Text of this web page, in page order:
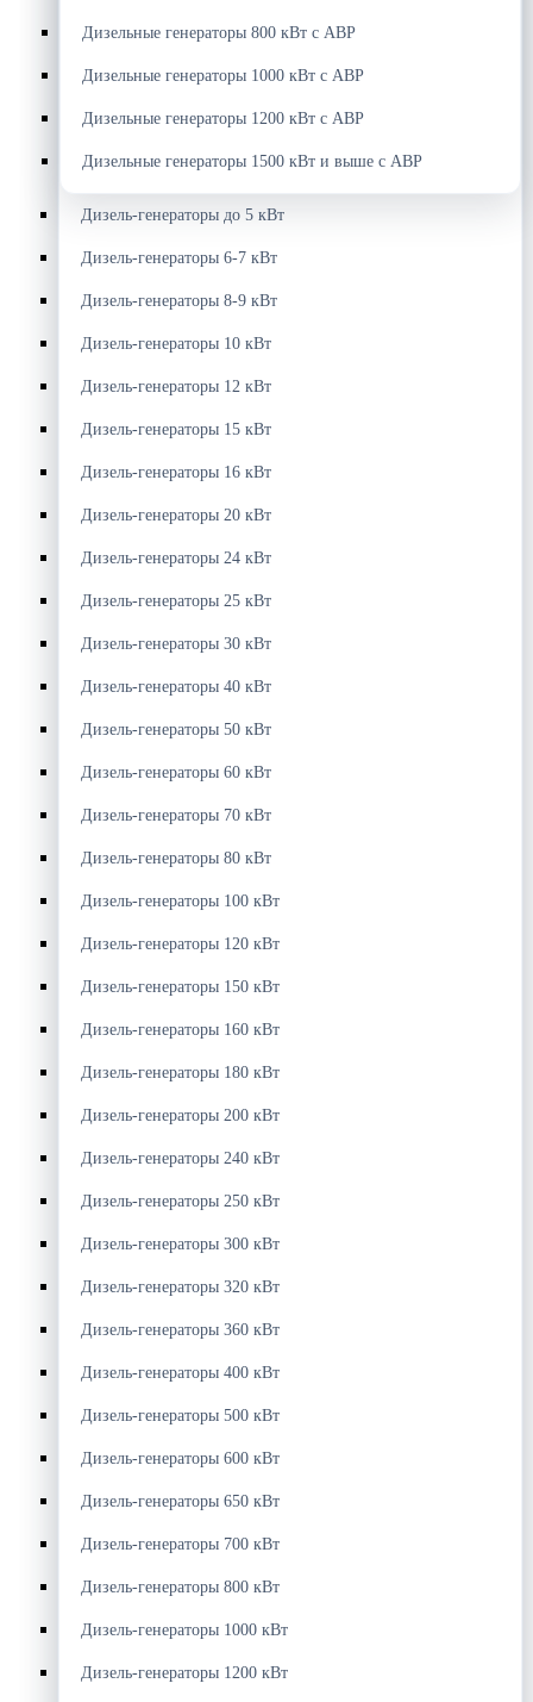
Дизельные генераторы 800 кВт с АВР
Дизельные генераторы 1000 кВт с АВР
Дизельные генераторы 1200 кВт с АВР
Дизельные генераторы 1500 кВт и выше с АВР
Дизель-генераторы до 5 кВт
Дизель-генераторы 6-7 кВт
Дизель-генераторы 8-9 кВт
Дизель-генераторы 10 кВт
Дизель-генераторы 12 кВт
Дизель-генераторы 15 кВт
Дизель-генераторы 16 кВт
Дизель-генераторы 20 кВт
Дизель-генераторы 24 кВт
Дизель-генераторы 25 кВт
Дизель-генераторы 30 кВт
Дизель-генераторы 40 кВт
Дизель-генераторы 50 кВт
Дизель-генераторы 60 кВт
Дизель-генераторы 70 кВт
Дизель-генераторы 80 кВт
Дизель-генераторы 100 кВт
Дизель-генераторы 120 кВт
Дизель-генераторы 150 кВт
Дизель-генераторы 160 кВт
Дизель-генераторы 180 кВт
Дизель-генераторы 200 кВт
Дизель-генераторы 240 кВт
Дизель-генераторы 250 кВт
Дизель-генераторы 300 кВт
Дизель-генераторы 320 кВт
Дизель-генераторы 360 кВт
Дизель-генераторы 400 кВт
Дизель-генераторы 500 кВт
Дизель-генераторы 600 кВт
Дизель-генераторы 650 кВт
Дизель-генераторы 700 кВт
Дизель-генераторы 800 кВт
Дизель-генераторы 1000 кВт
Дизель-генераторы 1200 кВт